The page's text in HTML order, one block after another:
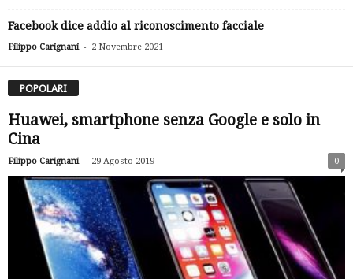
Facebook dice addio al riconoscimento facciale
Filippo Carignani - 2 Novembre 2021
POPOLARI
Huawei, smartphone senza Google e solo in
Cina
Filippo Carignani - 29 Agosto 2019 0